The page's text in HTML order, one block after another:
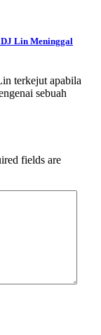
Lin Meninggal
terkejut apabila
sebuah
fields are